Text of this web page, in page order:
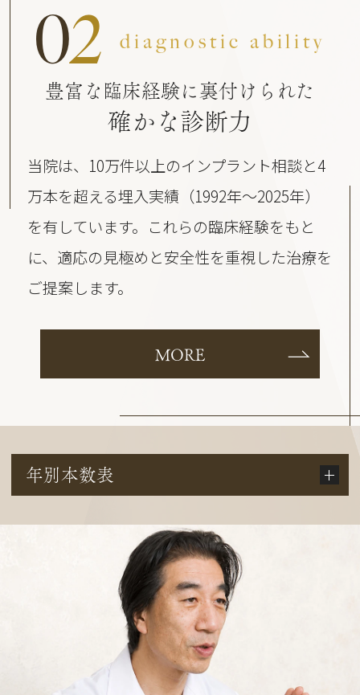
02 diagnostic ability
豊富な臨床経験に裏付けられた
確かな診断力
当院は、10万件以上のインプラント相談と4
万本を超える埋入実績（1992年〜2025年）
を有しています。これらの臨床経験をもと
に、適応の見極めと安全性を重視した治療を
ご提案します。
MORE
年別本数表